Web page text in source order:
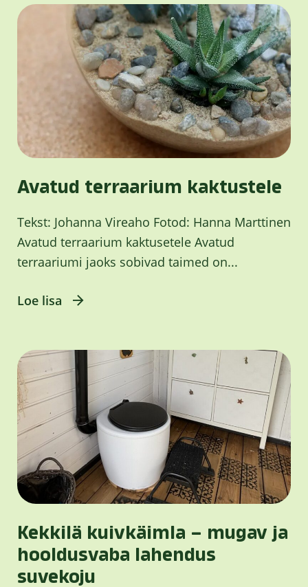
Avatud terraarium kaktustele
Tekst: Johanna Vireaho Fotod: Hanna Marttinen
Avatud terraarium kaktusetele Avatud
terraariumi jaoks sobivad taimed on...
Loe lisa
Kekkilä kuivkäimla – mugav ja
hooldusvaba lahendus
suvekoju